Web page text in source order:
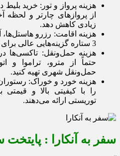
هزینه پرواز و تور: خرید
از پروازهای چارتر و لحظه
زیادی کاهش دهد.
هزینه اقامت: رزرو هاستل‌ها،
3 ستاره گزینه‌هایی عالی برای یک سفر اقتصادی هستند.
هزینه حمل‌ونقل: تاکسی‌ها
حتماً از مترو، تراموا و
حمل‌ونقل شهری تهیه کنید.
هزینه خورد و خوراک:
را با کیفیتی بالا و قیمتی
توریستی ارائه می‌دهند.
سفر به آنکارا :